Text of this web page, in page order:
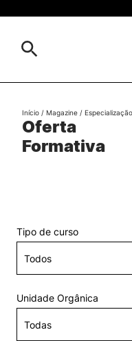
Estudar
II&D e Empresas
Ação Social
Pesquisa
Oferta
Formativa
Início / Magazine / Especialização
Tipo de curso
Unidade Orgânica